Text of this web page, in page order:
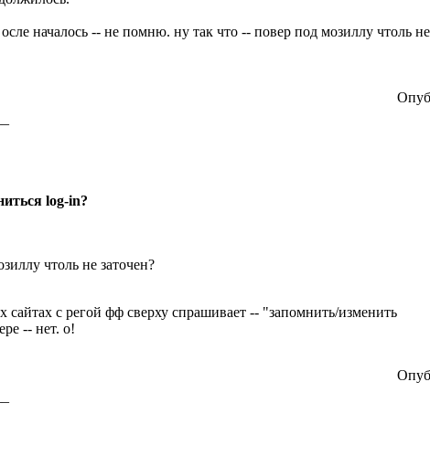
началось -- не помню. ну так что -- повер под мозиллу чтоль не
log-in?
чтоль не заточен?
сайтах с регой фф сверху спрашивает -- "запомнить/изменить
-- нет. о!